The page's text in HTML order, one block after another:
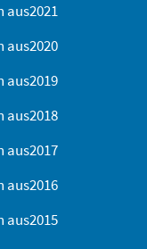
aus2021
aus2020
aus2019
aus2018
aus2017
aus2016
aus2015